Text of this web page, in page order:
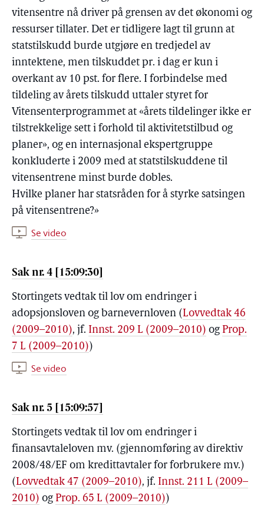
vitensentre nå driver på grensen av det økonomi og
ressurser tillater. Det er tidligere lagt til grunn at
statstilskudd burde utgjøre en tredjedel av
inntektene, men tilskuddet pr. i dag er kun i
overkant av 10 pst. for flere. I forbindelse med
tildeling av årets tilskudd uttaler styret for
Vitensenterprogrammet at «årets tildelinger ikke er
tilstrekkelige sett i forhold til aktivitetstilbud og
planer», og en internasjonal ekspertgruppe
konkluderte i 2009 med at statstilskuddene til
vitensentrene minst burde dobles.
Hvilke planer har statsråden for å styrke satsingen
på vitensentrene?»
Se video
Sak nr. 4 [15:09:30]
Stortingets vedtak til lov om endringer i
adopsjonsloven og barnevernloven (Lovvedtak 46
(2009–2010), jf. Innst. 209 L (2009–2010) og Prop.
7 L (2009–2010))
Se video
Sak nr. 5 [15:09:57]
Stortingets vedtak til lov om endringer i
finansavtaleloven mv. (gjennomføring av direktiv
2008/48/EF om kredittavtaler for forbrukere mv.)
(Lovvedtak 47 (2009–2010), jf. Innst. 211 L (2009–
2010) og Prop. 65 L (2009–2010))